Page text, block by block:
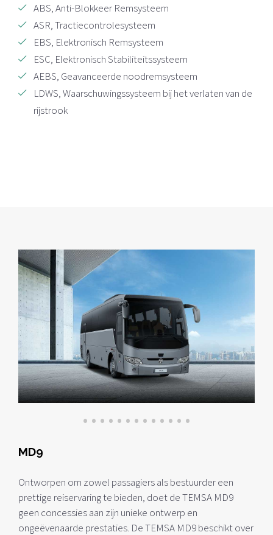
ABS, Anti-Blokkeer Remsysteem
ASR, Tractiecontrolesysteem
EBS, Elektronisch Remsysteem
ESC, Elektronisch Stabiliteitssysteem
AEBS, Geavanceerde noodremsysteem
LDWS, Waarschuwingssysteem bij het verlaten van de
rijstrook
• • • • • • • • • • • • •
MD9
Ontworpen om zowel passagiers als bestuurder een
prettige reiservaring te bieden, doet de TEMSA MD9
geen concessies aan zijn unieke ontwerp en
ongeëvenaarde prestaties. De TEMSA MD9 beschikt over